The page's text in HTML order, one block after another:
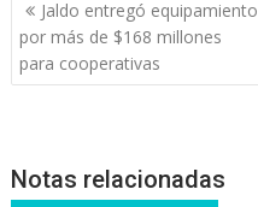
de
entradas
Jaldo entregó equipamiento
por más de $168 millones
para cooperativas
Notas relacionadas